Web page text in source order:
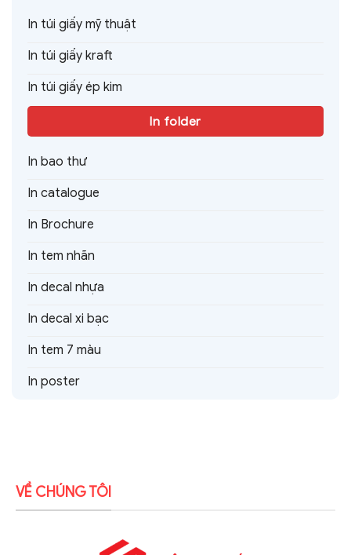
In túi giấy mỹ thuật
In túi giấy kraft
In túi giấy ép kim
In folder
In bao thư
In catalogue
In Brochure
In tem nhãn
In decal nhựa
In decal xi bạc
In tem 7 màu
In poster
VỀ CHÚNG TÔI